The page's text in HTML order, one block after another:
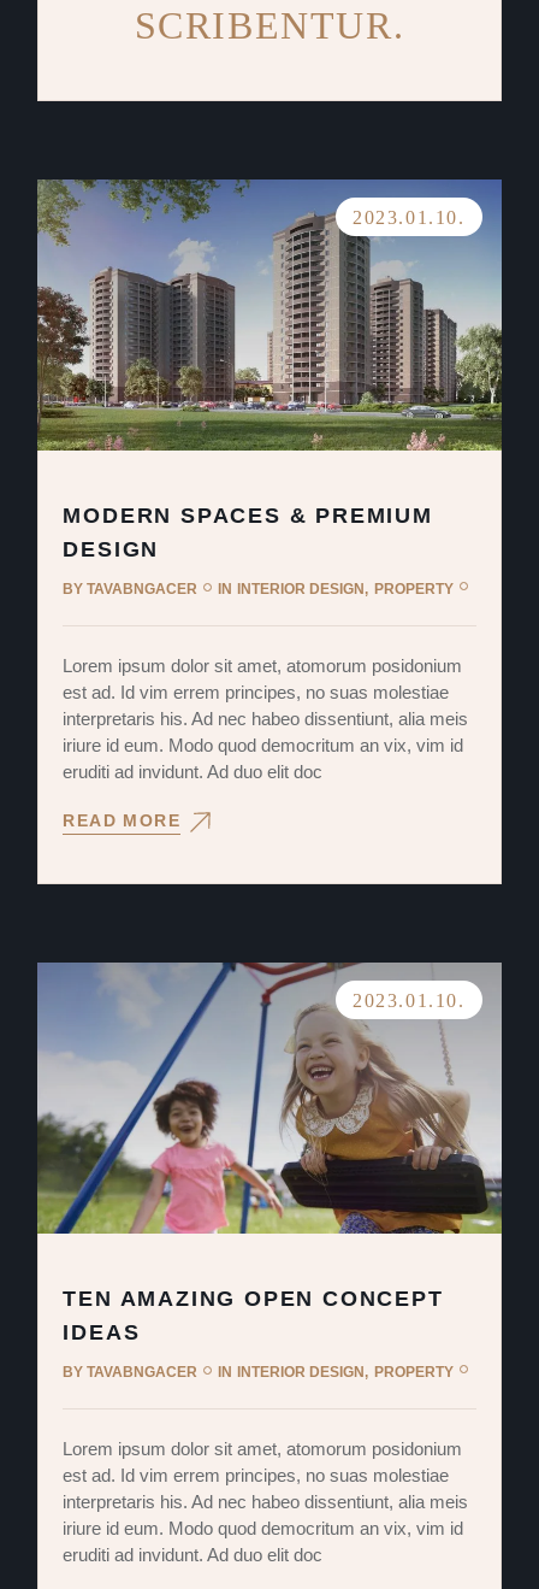
SCRIBENTUR.
2023.01.10.
MODERN SPACES & PREMIUM
DESIGN
BYTAVABNGACER IN INTERIOR DESIGN PROPERTY
Lorem ipsum dolor sit amet, atomorum posidonium
est ad. Id vim errem principes, no suas molestiae
interpretaris his. Ad nec habeo dissentiunt, alia meis
iriure id eum. Modo quod democritum an vix, vim id
eruditi ad invidunt. Ad duo elit doc
READ MORE
2023.01.10.
TEN AMAZING OPEN CONCEPT
IDEAS
BYTAVABNGACER IN INTERIOR DESIGN PROPERTY
Lorem ipsum dolor sit amet, atomorum posidonium
est ad. Id vim errem principes, no suas molestiae
interpretaris his. Ad nec habeo dissentiunt, alia meis
iriure id eum. Modo quod democritum an vix, vim id
eruditi ad invidunt. Ad duo elit doc